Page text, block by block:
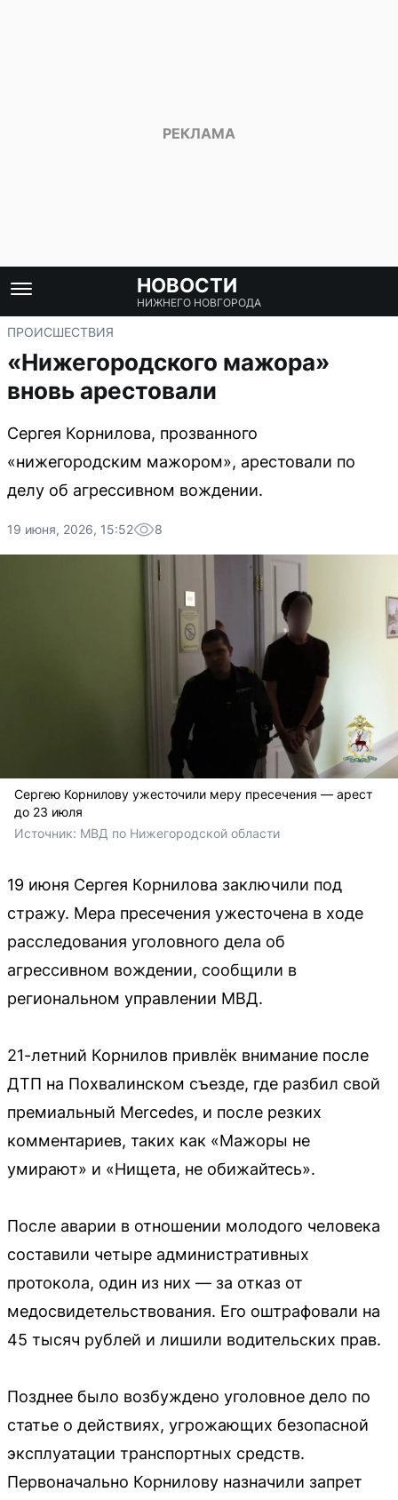
НОВОСТИ
НИЖНЕГО НОВГОРОДА
ПРОИСШЕСТВИЯ
«Нижегородского мажора»
вновь арестовали
Сергея Корнилова, прозванного
«нижегородским мажором», арестовали по
делу об агрессивном вождении.
19 июня, 2026, 15:52 8
Сергею Корнилову ужесточили меру пресечения — арест
до 23 июля
Источник: МВД по Нижегородской области
19 июня Сергея Корнилова заключили под
стражу. Мера пресечения ужесточена в ходе
расследования уголовного дела об
агрессивном вождении, сообщили в
региональном управлении МВД.
21-летний Корнилов привлёк внимание после
ДТП на Похвалинском съезде, где разбил свой
премиальный Mercedes, и после резких
комментариев, таких как «Мажоры не
умирают» и «Нищета, не обижайтесь».
После аварии в отношении молодого человека
составили четыре административных
протокола, один из них — за отказ от
медосвидетельствования. Его оштрафовали на
45 тысяч рублей и лишили водительских прав.
Позднее было возбуждено уголовное дело по
статье о действиях, угрожающих безопасной
эксплуатации транспортных средств.
Первоначально Корнилову назначили запрет